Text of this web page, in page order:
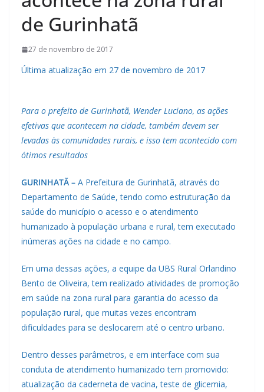
de Gurinhatã
27 de novembro de 2017
Última atualização em 27 de novembro de 2017
Para o prefeito de Gurinhatã, Wender Luciano, as ações
efetivas que acontecem na cidade, também devem ser
levadas às comunidades rurais, e isso tem acontecido com
ótimos resultados
GURINHATÃ – A Prefeitura de Gurinhatã, através do
Departamento de Saúde, tendo como estruturação da
saúde do município o acesso e o atendimento
humanizado à população urbana e rural, tem executado
inúmeras ações na cidade e no campo.
Em uma dessas ações, a equipe da UBS Rural Orlandino
Bento de Oliveira, tem realizado atividades de promoção
em saúde na zona rural para garantia do acesso da
população rural, que muitas vezes encontram
dificuldades para se deslocarem até o centro urbano.
Dentro desses parâmetros, e em interface com sua
conduta de atendimento humanizado tem promovido:
atualização da caderneta de vacina, teste de glicemia,